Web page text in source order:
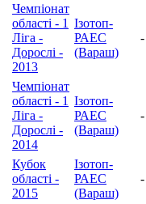
Чемпіонат
області - 1
Ліга -
Дорослі -
2013
Ізотоп-
РАЕС
(Вараш)
-
Чемпіонат
області - 1
Ліга -
Дорослі -
2014
Ізотоп-
РАЕС
(Вараш)
-
Кубок
області -
2015
Ізотоп-
РАЕС
(Вараш)
-